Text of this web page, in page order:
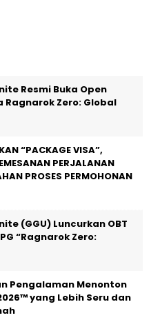
Resmi Buka Open
Ragnarok Zero: Global
“PACKAGE VISA”,
PERJALANAN
PROSES PERMOHONAN
(GGU) Luncurkan OBT
“Ragnarok Zero:
Pengalaman Menonton
yang Lebih Seru dan